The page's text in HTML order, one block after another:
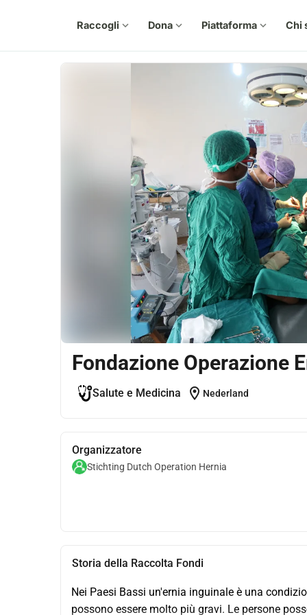
Raccogli expand_more Dona expand_more Piattaforma expand_more Chi
Fondazione Operazione
Salute e Medicina location_on Nederland
Organizzatore
Stichting Dutch Operation Hernia
Storia della Raccolta Fondi
Nei Paesi Bassi un'ernia inguinale è una
possono essere molto più gravi. Le persone